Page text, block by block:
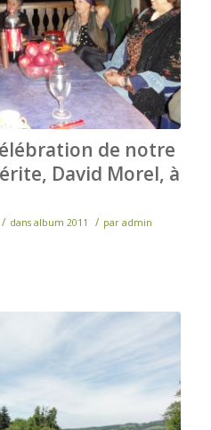
de notre
David Morel, à
/ dans album 2011 / par admin